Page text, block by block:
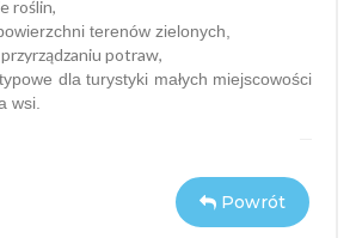
roślin,
terenów zielonych,
potraw,
dla turystyki małych miejscowości
wsi.
Powrót